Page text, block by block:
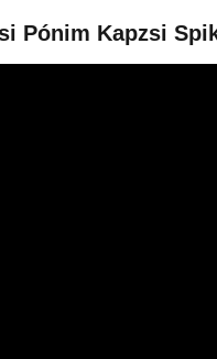
Pónim Kapzsi